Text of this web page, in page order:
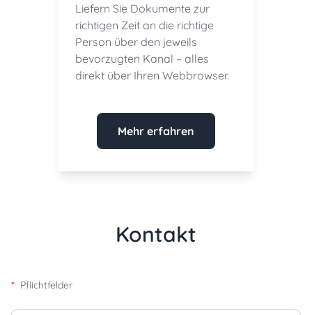
Liefern Sie Dokumente zur
richtigen Zeit an die richtige
Person über den jeweils
bevorzugten Kanal – alles
direkt über Ihren Webbrowser.
Mehr erfahren
Kontakt
* Pflichtfelder